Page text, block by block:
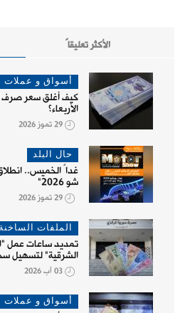
الأكثر تعليقاً
أسواق و عملات
كيف أغلق سعر صرف
الأربعاء؟
29 تموز 2026
حال البلد
غداً الخميس..
شو 2026"
29 تموز 2026
الملفات الساخنة
تمديد ساعات عمل
الشرقية" لتسهيل
03 آب 2026
أسواق و عملات